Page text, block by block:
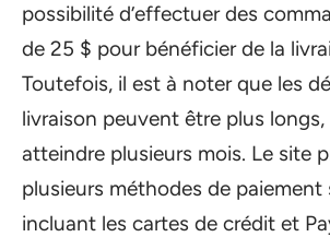
possibilité d’effectuer des
de 25 $ pour bénéficier de la
Toutefois, il est à noter que les
livraison peuvent être plus
atteindre plusieurs mois. Le site
plusieurs méthodes de paiement
incluant les cartes de crédit et